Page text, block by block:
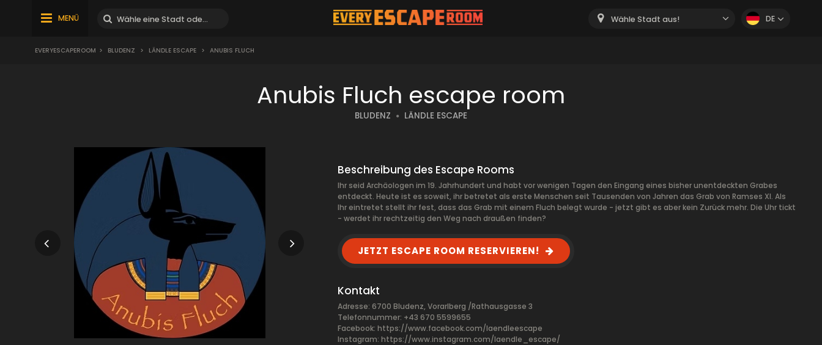
MENÜ Wähle Stadt aus! DE
EVERYESCAPEROOM > BLUDENZ > LÄNDLE ESCAPE > ANUBIS FLUCH
Anubis Fluch escape room
BLUDENZ LÄNDLE ESCAPE
Beschreibung des Escape Rooms
Ihr seid Archäologen im 19. Jahrhundert und habt vor wenigen Tagen den Eingang eines bisher unentdeckten Grabes
entdeckt. Heute ist es soweit, ihr betretet als erste Menschen seit Tausenden von Jahren das Grab von Ramses XI. Als
Ihr eintretet stellt ihr fest, dass das Grab mit einem Fluch belegt wurde - jetzt gibt es aber kein Zurück mehr. Die Uhr tickt
- werdet ihr rechtzeitig den Weg nach draußen finden?
JETZT ESCAPE ROOM RESERVIEREN!
Kontakt
Adresse: 6700 Bludenz, Vorarlberg /Rathausgasse 3
Telefonnummer: +43 670 5599655
Facebook: https://www.facebook.com/laendleescape
Instagram: https://www.instagram.com/laendle_escape/